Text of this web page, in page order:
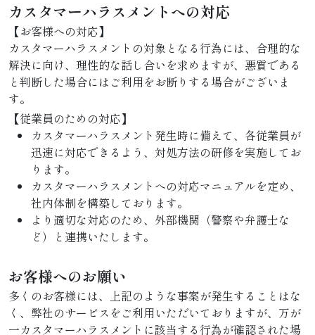
カスタマーハラスメントへの対応
【お客様への対応】
カスタマーハラスメントの対象となる行為には、合理的な
解決に向け、理性的な話し合いを求めますが、悪質である
と判断した場合にはご利用をお断りする場合がございま
す。
【従業員のための対応】
カスタマーハラスメント発生時に備えて、各従業員が
迅速に対応できるよう、対処方法の研修を実施してお
ります。
カスタマーハラスメントへの対応マニュアルを定め、
社内体制を構築しております。
より適切な対応のため、外部機関（警察や弁護士な
ど）と連携いたします。
お客様へのお願い
多くのお客様には、上記のような事案が発生することはな
く、弊社のサービスをご利用いただいておりますが、万が
一カスタマーハラスメントに該当する行為が確認された場